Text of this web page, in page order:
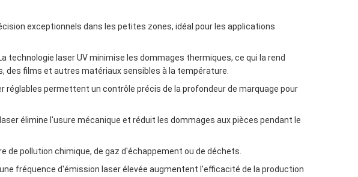
exceptionnels dans les petites zones, idéal pour les applications
technologie laser UV minimise les dommages thermiques, ce qui la rend
films et autres matériaux sensibles à la température.
réglables permettent un contrôle précis de la profondeur de marquage pour
élimine l'usure mécanique et réduit les dommages aux pièces pendant le
de pollution chimique, de gaz d'échappement ou de déchets.
fréquence d'émission laser élevée augmentent l'efficacité de la production